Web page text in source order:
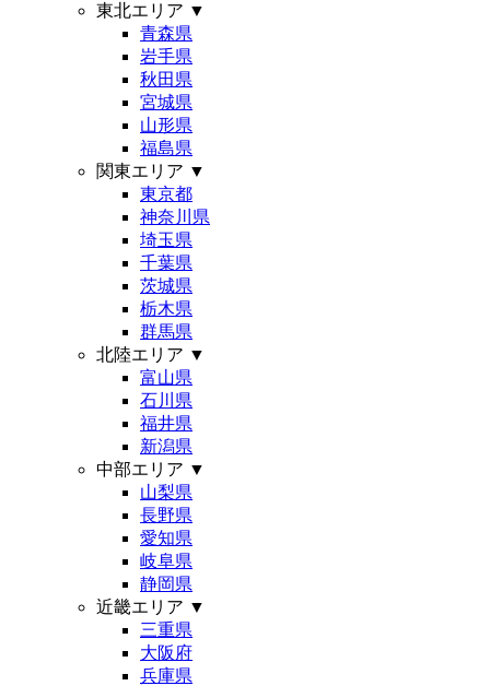
東北エリア ▼
青森県
岩手県
秋田県
宮城県
山形県
福島県
関東エリア ▼
東京都
神奈川県
埼玉県
千葉県
茨城県
栃木県
群馬県
北陸エリア ▼
富山県
石川県
福井県
新潟県
中部エリア ▼
山梨県
長野県
愛知県
岐阜県
静岡県
近畿エリア ▼
三重県
大阪府
兵庫県